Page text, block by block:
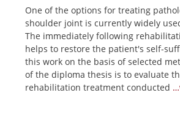
One of the options for treating
shoulder joint is currently widely
The immediately following
helps to restore the patient's self-
this work on the basis of selected
of the diploma thesis is to evaluate
rehabilitation treatment conducted